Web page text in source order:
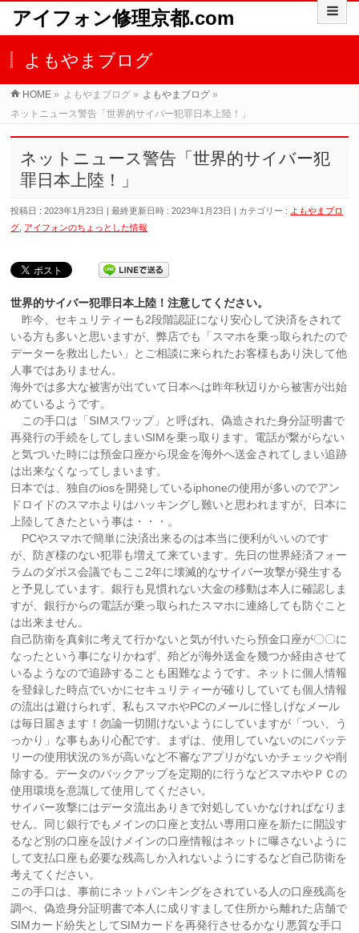
アイフォン修理京都.com
よもやまブログ
HOME » よもやまブログ » よもやまブログ »
ネットニュース警告「世界的サイバー犯罪日本上陸！」
ネットニュース警告「世界的サイバー犯
罪日本上陸！」
投稿日 : 2023年1月23日 最終更新日時 : 2023年1月23日 カテゴリー : よもやまブロ
グ アイフォンのちょっとした情報
世界的サイバー犯罪日本上陸！注意してください。
昨今、セキュリティーも2段階認証になり安心して決済をされて
いる方も多いと思いますが、弊店でも「スマホを乗っ取られたので
データーを救出したい」とご相談に来られたお客様もあり決して他
人事ではありません。
海外では多大な被害が出ていて日本へは昨年秋辺りから被害が出始
めているようです。
この手口は「SIMスワップ」と呼ばれ、偽造された身分証明書で
再発行の手続をしてしまいSIMを乗っ取ります。電話が繋がらない
と気づいた時には預金口座から現金を海外へ送金されてしまい追跡
は出来なくなってしまいます。
日本では、独自のiosを開発しているiphoneの使用が多いのでアン
ドロイドのスマホよりはハッキングし難いと思われますが、日本に
上陸してきたという事は・・・。
PCやスマホで簡単に決済出来るのは本当に便利がいいのです
が、防ぎ様のない犯罪も増えて来ています。先日の世界経済フォー
ラムのダボス会議でもここ2年に壊滅的なサイバー攻撃が発生する
と予見しています。銀行も見慣れない大金の移動は本人に確認しま
すが、銀行からの電話が乗っ取られたスマホに連絡しても防ぐこと
は出来ません。
自己防衛を真剣に考えて行かないと気が付いたら預金口座が〇〇に
なったという事になりかねず、殆どが海外送金を幾つか経由させて
いるようなので追跡することも困難なようです。ネットに個人情報
を登録した時点でいかにセキュリティーが確りしていても個人情報
の流出は避けられず、私もスマホやPCのメールに怪しげなメール
は毎日届きます！勿論一切開けないようにしていますが「つい、う
っかり」な事もあり心配です。まずは、使用していないのにバッテ
リーの使用状況の％が高いなど不審なアプリがないかチェックや削
除する。データのバックアップを定期的に行うなどスマホやＰＣの
使用環境を意識して使用してください。
サイバー攻撃にはデータ流出ありきで対処していかなければなりま
せん。同じ銀行でもメインの口座と支払い専用口座を新たに開設す
るなど別の口座を設けメインの口座情報はネットに曝さないように
して支払口座も必要な残高しか入れないようにするなど自己防衛を
考えてください。
この手口は、事前にネットバンキングをされている人の口座残高を
調べ、偽造身分証明書で本人に成りすまして住所から離れた店舗で
SIMカード紛失としてSIMカードを再発行させるかなり悪質な手口